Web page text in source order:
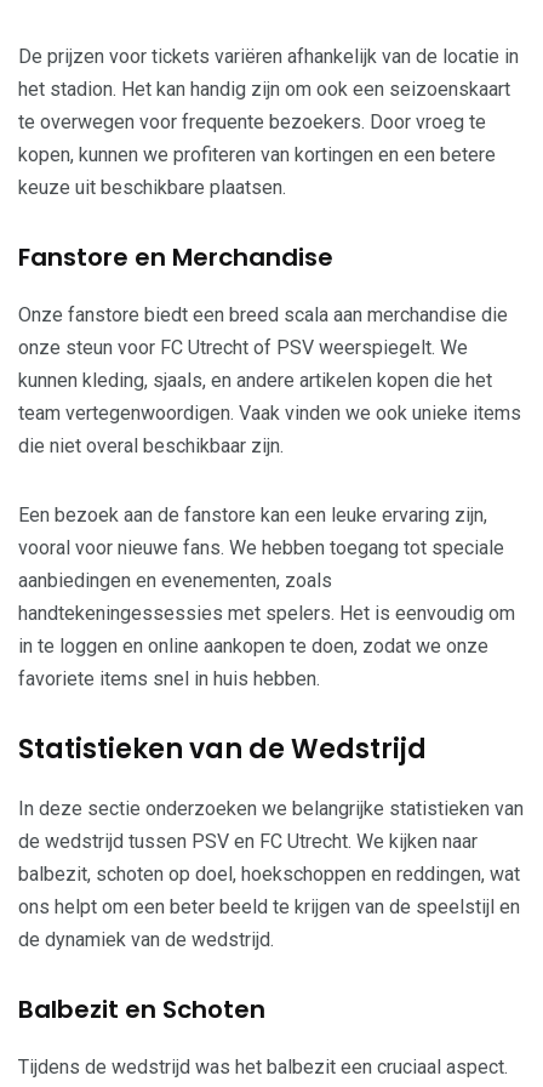
De prijzen voor tickets variëren afhankelijk van de locatie in
het stadion. Het kan handig zijn om ook een seizoenskaart
te overwegen voor frequente bezoekers. Door vroeg te
kopen, kunnen we profiteren van kortingen en een betere
keuze uit beschikbare plaatsen.
Fanstore en Merchandise
Onze fanstore biedt een breed scala aan merchandise die
onze steun voor FC Utrecht of PSV weerspiegelt. We
kunnen kleding, sjaals, en andere artikelen kopen die het
team vertegenwoordigen. Vaak vinden we ook unieke items
die niet overal beschikbaar zijn.
Een bezoek aan de fanstore kan een leuke ervaring zijn,
vooral voor nieuwe fans. We hebben toegang tot speciale
aanbiedingen en evenementen, zoals
handtekeningessessies met spelers. Het is eenvoudig om
in te loggen en online aankopen te doen, zodat we onze
favoriete items snel in huis hebben.
Statistieken van de Wedstrijd
In deze sectie onderzoeken we belangrijke statistieken van
de wedstrijd tussen PSV en FC Utrecht. We kijken naar
balbezit, schoten op doel, hoekschoppen en reddingen, wat
ons helpt om een beter beeld te krijgen van de speelstijl en
de dynamiek van de wedstrijd.
Balbezit en Schoten
Tijdens de wedstrijd was het balbezit een cruciaal aspect.